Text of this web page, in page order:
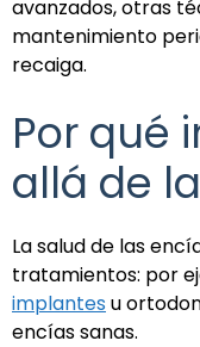
avanzados, otras
mantenimiento
recaiga.
Por qué
allá de
La salud de las
tratamientos: por
implantes u
encías sanas.